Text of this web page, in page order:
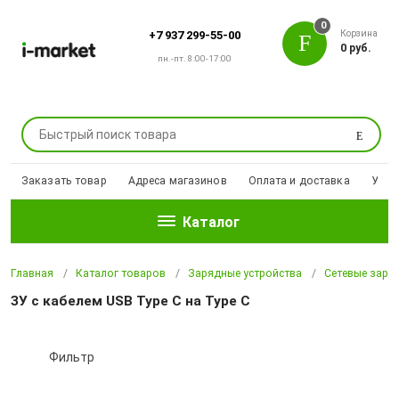
+7 937 299-55-00
пн.-пт. 8:00-17:00
Поиск
0
Корзина
0 руб.
Заказать товар Адреса магазинов Оплата и доставка
Каталог
Главная Каталог товаров Зарядные устройства Сетевые
ЗУ c кабелем USB Type C на Type C
Фильтр